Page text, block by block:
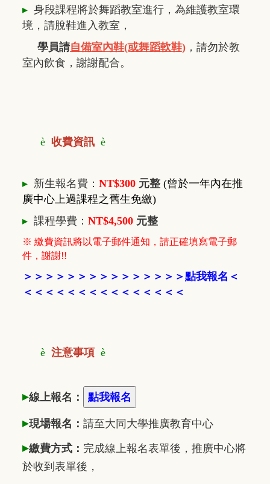
▸ 身段課程將於舞蹈教室進行， 為維護教室環
境，請脫鞋進入教室，
學員請自備室內鞋(或舞蹈軟鞋) ， 請勿於教
室內飲食，謝謝配合。
è 收費資訊 è
▸ 新生報名費： NT$300 元整 (曾於一年內在推
廣中心上過課程之舊生免繳)
▸ 課程學費： NT$4,500 元整
※ 繳費資訊將以電子郵件通知，請正確填寫電子郵
件，謝謝!!
＞ ＞ ＞ ＞ ＞ ＞ ＞ ＞ ＞ ＞ ＞ ＞ ＞ ＞ ＞點我報名 ＜
＜＜＜ ＜＜＜ ＜ ＜ ＜＜＜ ＜ ＜ ＜ ＜
è 注意事項 è
▸線上報名：
▸現場報名： 請至大同大學推廣教育中心
▸繳費方式： 完成線上報名表單後，推廣中心將
於收到表單後，